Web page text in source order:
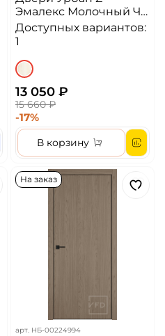
Эмалекс Молочный ЧК
4х4 Алюминиевая
кромка ДГ
Доступных вариантов:
1
13 050 ₽
15 660 ₽
-17%
В корзину
На заказ
арт. НБ-00224994